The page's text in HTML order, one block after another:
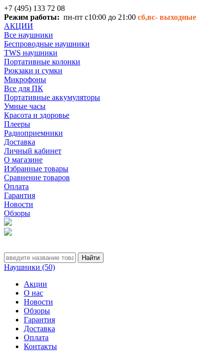
+7 (495) 133 72 08
Режим работы: пн-пт с10:00 до 21:00 сб,вс- выходные
АКЦИИ
Все наушники
Беспроводные наушники
TWS наушники
Портативные колонки
Рюкзаки и сумки
Микрофоны
Все для ПК
Портативные аккумуляторы
Умные часы
Красота и здоровье
Плееры
Радиоприемники
Доставка
Личный кабинет
О магазине
Избранные товары
Сравнение товаров
Оплата
Гарантия
Новости
Обзоры
Наушники (50)
Акции
О нас
Новости
Обзоры
Гарантия
Доставка
Оплата
Контакты